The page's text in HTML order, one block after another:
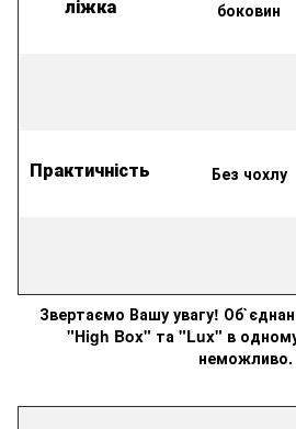
ліжка боковин
Практичність Без чохлу
Звертаємо Вашу увагу!
"High Box" та "Lux" в одному
неможливо.